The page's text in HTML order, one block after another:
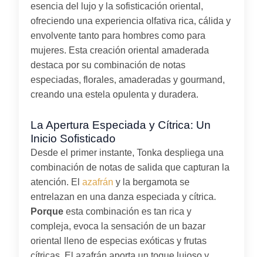
esencia del lujo y la sofisticación oriental,
ofreciendo una experiencia olfativa rica, cálida y
envolvente tanto para hombres como para
mujeres. Esta creación oriental amaderada
destaca por su combinación de notas
especiadas, florales, amaderadas y gourmand,
creando una estela opulenta y duradera.
La Apertura Especiada y Cítrica: Un
Inicio Sofisticado
Desde el primer instante, Tonka despliega una
combinación de notas de salida que capturan la
atención. El azafrán y la bergamota se
entrelazan en una danza especiada y cítrica.
Porque esta combinación es tan rica y
compleja, evoca la sensación de un bazar
oriental lleno de especias exóticas y frutas